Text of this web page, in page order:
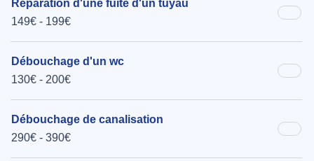
Réparation d'une fuite d'un tuyau
149€ - 199€
Débouchage d'un wc
130€ - 200€
Débouchage de canalisation
290€ - 390€